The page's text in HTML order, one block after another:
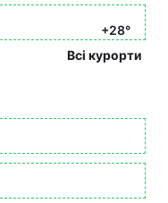
+28°
Всі курорти